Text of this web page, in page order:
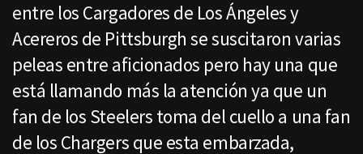
entre los Cargadores de Los Ángeles y
Acereros de Pittsburgh se suscitaron varias
peleas entre aficionados pero hay una que
está llamando más la atención ya que un
fan de los Steelers toma del cuello a una fan
de los Chargers que esta embarzada,